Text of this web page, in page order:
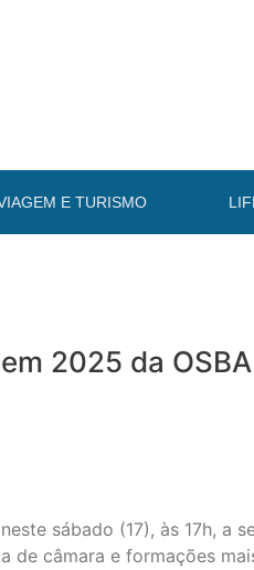
E TURISMO
2025 da OSBA
sábado (17), às 17h, a
de câmara e formações